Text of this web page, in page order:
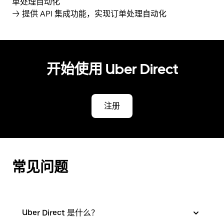
→ 提供 API 集成功能，实现订单处理自动化
开始使用 Uber Direct
注册
常见问题
Uber Direct 是什么？